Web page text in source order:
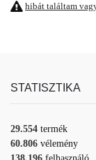
hibát találtam
STATISZTIKA
29.554 termék
60.806 vélemény